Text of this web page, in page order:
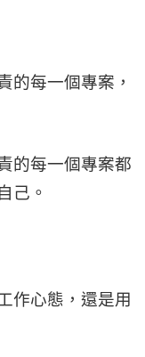
的每一個專案，
的每一個專案都
己。
作心態，還是用